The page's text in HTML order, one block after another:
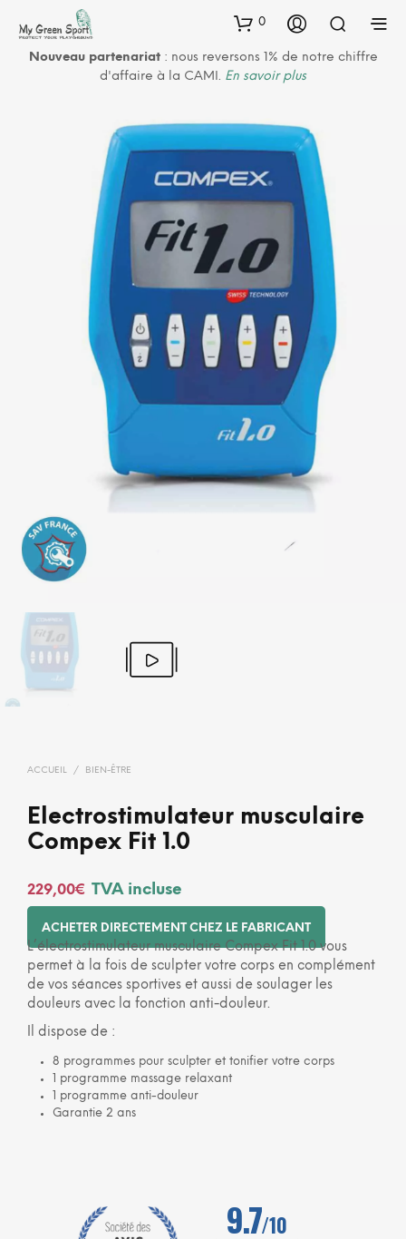
0
Nouveau partenariat: nous reversons 1% de notre chiffre
d'affaire à la CAMI. En savoir plus
ACCUEIL / BIEN-ÊTRE
Electrostimulateur musculaire
Compex Fit 1.0
229,00€ TVA incluse
ACHETER DIRECTEMENT CHEZ LE FABRICANT
L’électrostimulateur musculaire Compex Fit 1.0 vous
permet à la fois de sculpter votre corps en complément
de vos séances sportives et aussi de soulager les
douleurs avec la fonction anti-douleur.
Il dispose de :
8 programmes pour sculpter et tonifier votre corps
1 programme massage relaxant
1 programme anti-douleur
Garantie 2 ans